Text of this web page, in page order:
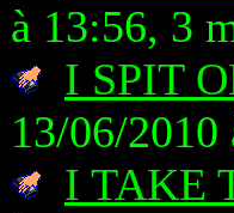
à 13:56, 3
I SPIT
13/06/2010
I TAKE